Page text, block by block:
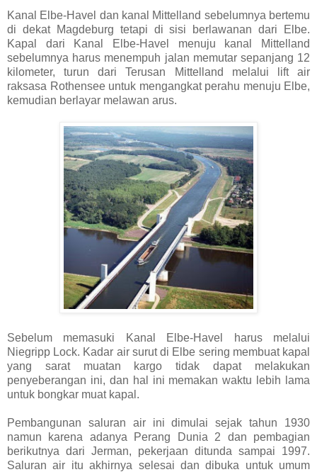
Kanal Elbe-Havel dan kanal Mittelland sebelumnya bertemu
di dekat Magdeburg tetapi di sisi berlawanan dari Elbe.
Kapal dari Kanal Elbe-Havel menuju kanal Mittelland
sebelumnya harus menempuh jalan memutar sepanjang 12
kilometer, turun dari Terusan Mittelland melalui lift air
raksasa Rothensee untuk mengangkat perahu menuju Elbe,
kemudian berlayar melawan arus.
Sebelum memasuki Kanal Elbe-Havel harus melalui
Niegripp Lock. Kadar air surut di Elbe sering membuat kapal
yang sarat muatan kargo tidak dapat melakukan
penyeberangan ini, dan hal ini memakan waktu lebih lama
untuk bongkar muat kapal.
Pembangunan saluran air ini dimulai sejak tahun 1930
namun karena adanya Perang Dunia 2 dan pembagian
berikutnya dari Jerman, pekerjaan ditunda sampai 1997.
Saluran air itu akhirnya selesai dan dibuka untuk umum